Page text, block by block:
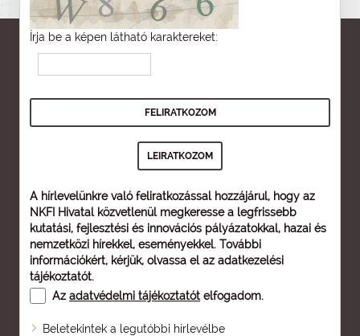
Írja be a képen látható karaktereket:
A hírlevelünkre való feliratkozással hozzájárul, hogy az
NKFI Hivatal közvetlenül megkeresse a legfrissebb
kutatási, fejlesztési és innovációs pályázatokkal, hazai és
nemzetközi hírekkel, eseményekkel. További
információkért, kérjük, olvassa el az adatkezelési
tájékoztatót.
Az adatvédelmi tájékoztatót elfogadom.
Beletekintek a legutóbbi hírlevélbe